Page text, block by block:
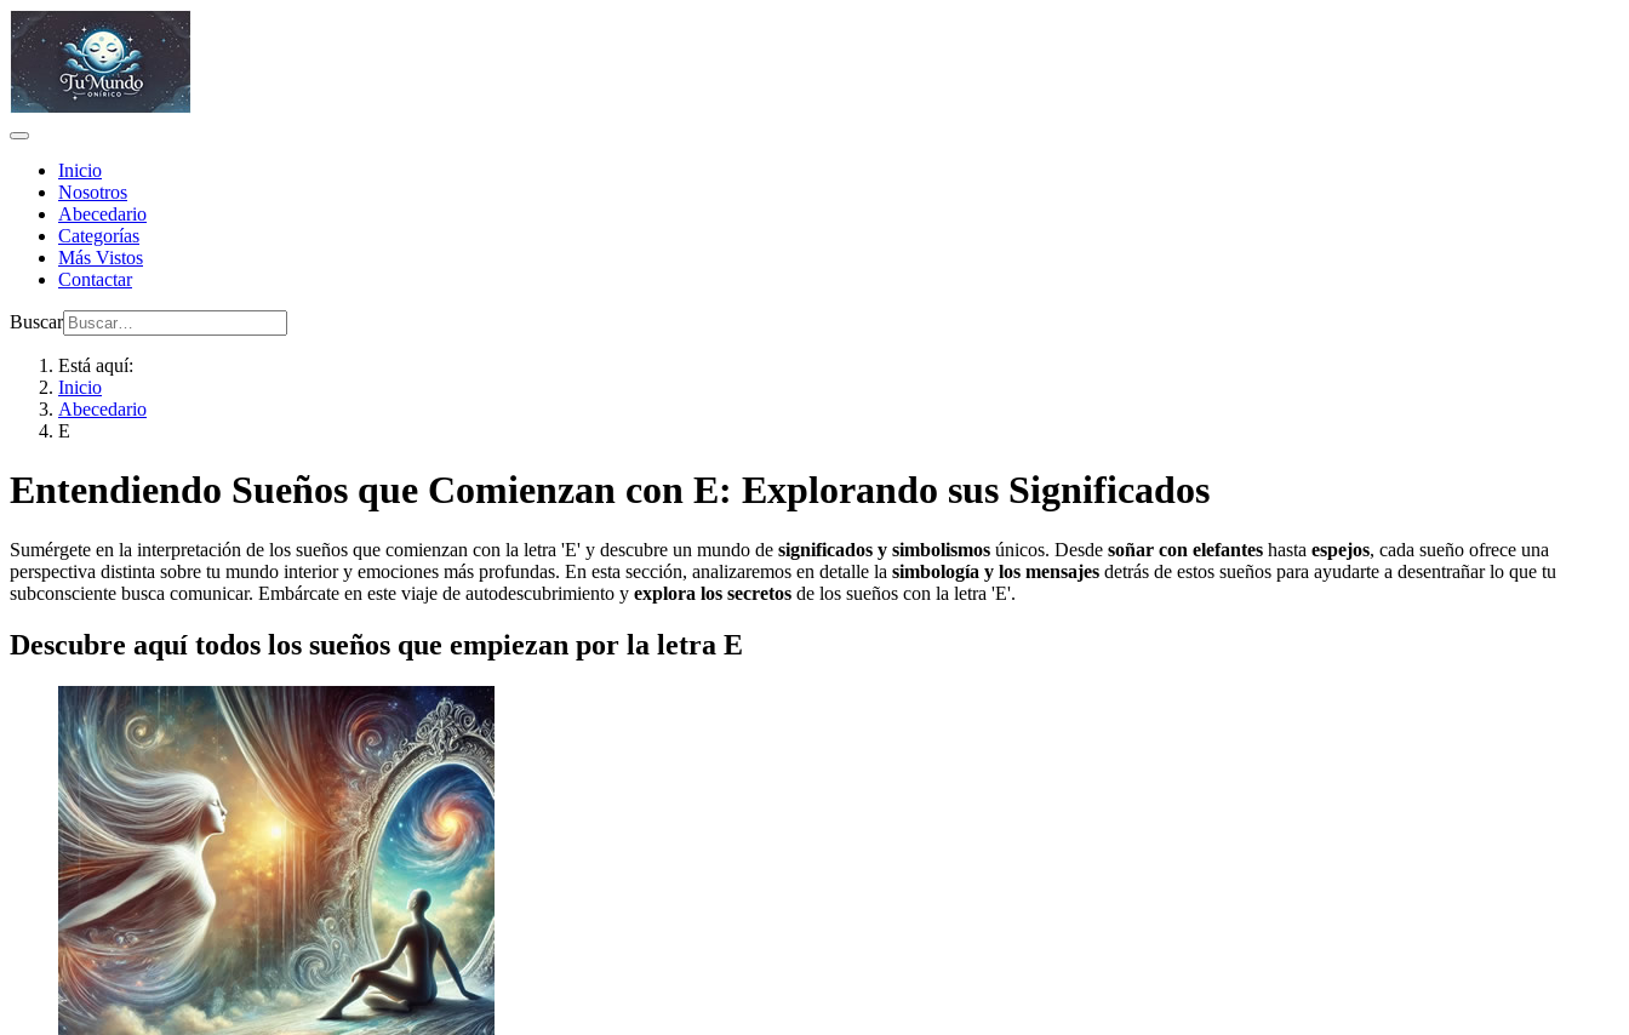
Inicio
Nosotros
Abecedario
Categorías
Más Vistos
Contactar
Buscar
Está aquí:
Inicio
Abecedario
E
Entendiendo Sueños que Comienzan con E: Explorando sus Significados
Sumérgete en la interpretación de los sueños que comienzan con la letra 'E' y descubre un mundo de significados y simbolismos únicos. Desde soñar con elefantes hasta espejos, cada sueño ofrece una
perspectiva distinta sobre tu mundo interior y emociones más profundas. En esta sección, analizaremos en detalle la simbología y los mensajes detrás de estos sueños para ayudarte a desentrañar lo que tu
subconsciente busca comunicar. Embárcate en este viaje de autodescubrimiento y explora los secretos de los sueños con la letra 'E'.
Descubre aquí todos los sueños que empiezan por la letra E